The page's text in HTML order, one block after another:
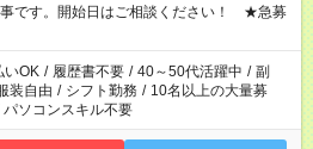
お仕事をご案内いたします。 ※未経験
月間は日中での仕事を経験いただき、 お
す。 ★家庭の都合でお休みが
くご相談ください。
です。開始日はご相談ください！ ★急募
いOK / 履歴書不要 / 40～50代活躍中 / 副
装自由 / シフト勤務 / 10名以上の大量募
パソコンスキル不要